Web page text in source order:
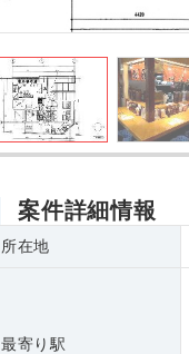
案件詳細情報
所在地
最寄り駅